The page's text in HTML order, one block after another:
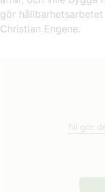
gör
Christian Engene.